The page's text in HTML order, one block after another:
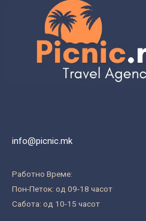
info@picnic.mk
Работно Време:
Пон-Петок: од 09-18 часот
Сабота: од 10-15 часот